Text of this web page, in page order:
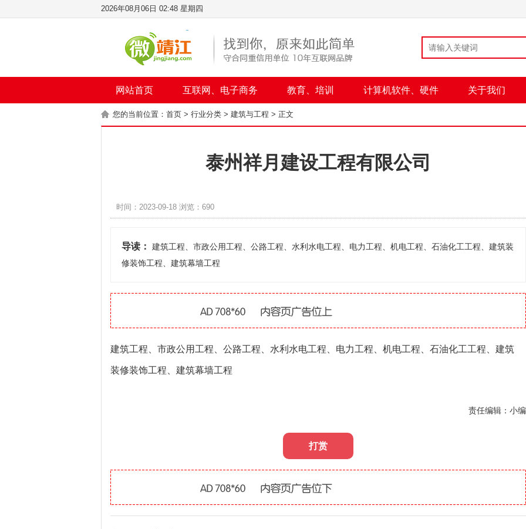
2026年08月06日 02:48 星期四
网站首页 互联网、电子商务 教育、培训 计算机软件、硬件 关于我们
您的当前位置： 首页 > 行业分类 > 建筑与工程 > 正文
泰州祥月建设工程有限公司
时间：2023-09-18 浏览：690
导读：
建筑工程、市政公用工程、公路工程、水利水电工程、电力工程、机电工程、石油化工工程、建筑装
修装饰工程、建筑幕墙工程
建筑工程、市政公用工程、公路工程、水利水电工程、电力工程、机电工程、石油化工工程、建筑
装修装饰工程、建筑幕墙工程
责任编辑：小编
打赏